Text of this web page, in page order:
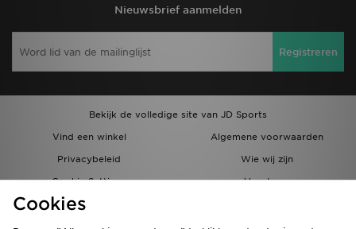
Nieuwsbrief aanmelden
Registreren
Bekijk de volledige site van JD Sports
Vind een winkel
Algemene voorwaarden
Privacybeleid
Wie wij zijn
Cookie Settings
Vacatures
Bestellingen en Levering
Cookies